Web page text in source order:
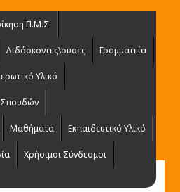
Π.Μ.Σ.
Διδάσκοντες\ουσες Γραμματεία
Υλικό
Σπουδών
Μαθήματα Εκπαιδευτικό Υλικό
Χρήσιμοι Σύνδεσμοι